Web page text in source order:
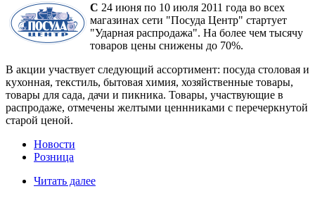
С 24 июня по 10 июля 2011 года во всех
магазинах сети "Посуда Центр" стартует
"Ударная распродажа". На более чем тысячу
товаров цены снижены до 70%.
В акции участвует следующий ассортимент: посуда столовая и
кухонная, текстиль, бытовая химия, хозяйственные товары,
товары для сада, дачи и пикника. Товары, участвующие в
распродаже, отмечены желтыми ценнниками с перечеркнутой
старой ценой.
Новости
Розница
Читать далее